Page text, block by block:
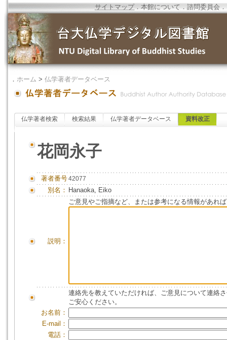
サイトマップ．本館について ．諮問委員会 ．
． ホーム > 仏学著者データベース
仏学著者検索 検索結果 仏学著者データベース 資料改正
花岡永子
著者番号42077
別名： Hanaoka, Eiko
説明：
ご意見やご指摘など、または参考になる情報があれ
連絡先を教えていただければ、ご意見について連絡
ご安心ください。
お名前：
E-mail：
電話：